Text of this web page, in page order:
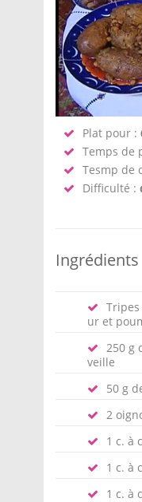
Plat pour :
Temps de
Tesmp de
Difficulté :
Ingrédients
ur et
250 g
veille
50 g
2
1 c. à
1 c. à
1 c. à